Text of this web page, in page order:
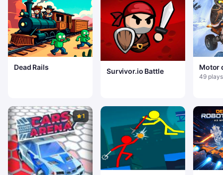
Dead Rails Survivor.io Battle
Motor
49 plays
1